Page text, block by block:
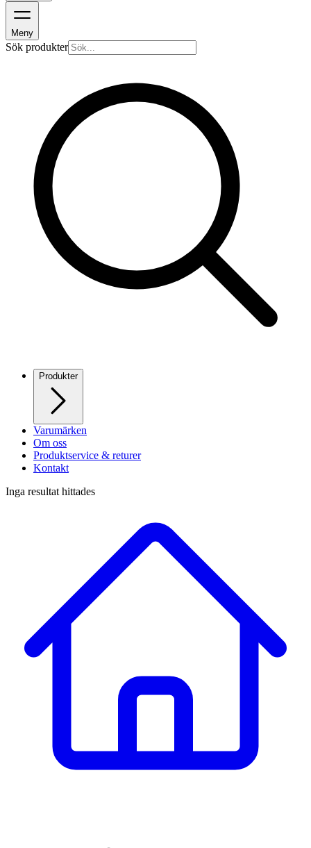
Meny
Sök produkter
Produkter
Varumärken
Om oss
Produktservice & returer
Kontakt
Inga resultat hittades